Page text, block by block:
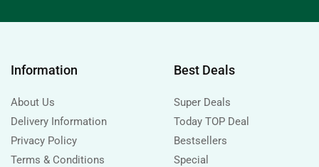
Information
About Us
Delivery Information
Privacy Policy
Terms & Conditions
Best Deals
Super Deals
Today TOP Deal
Bestsellers
Special